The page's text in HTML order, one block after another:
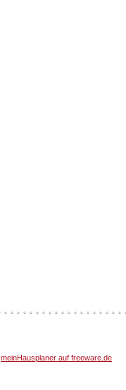
meinHausplaner auf freeware.de